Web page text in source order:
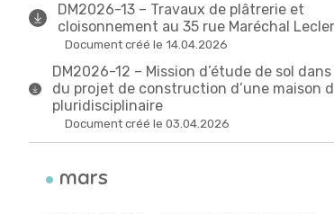
DM2026-13 – Travaux de plâtrerie et
cloisonnement au 35 rue Maréchal
Document créé le 14.04.2026
DM2026-12 – Mission d’étude de sol
du projet de construction d’une maison
pluridisciplinaire
Document créé le 03.04.2026
mars